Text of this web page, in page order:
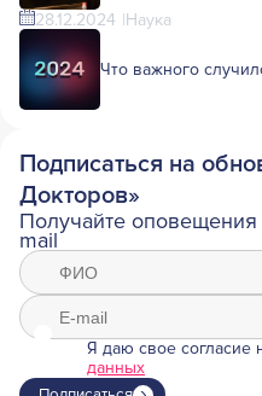
28.12.2024 Наука
Что важного
Подписаться на
Докторов»
Получайте
mail
Я даю свое согласие
данных